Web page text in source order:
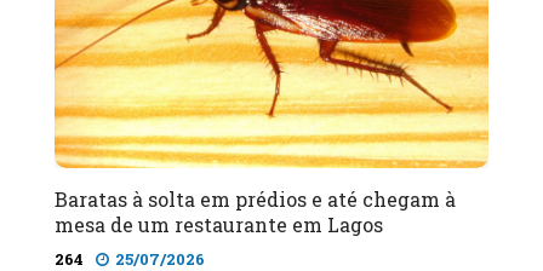
Baratas à solta em prédios e até chegam à
mesa de um restaurante em Lagos
264 25/07/2026